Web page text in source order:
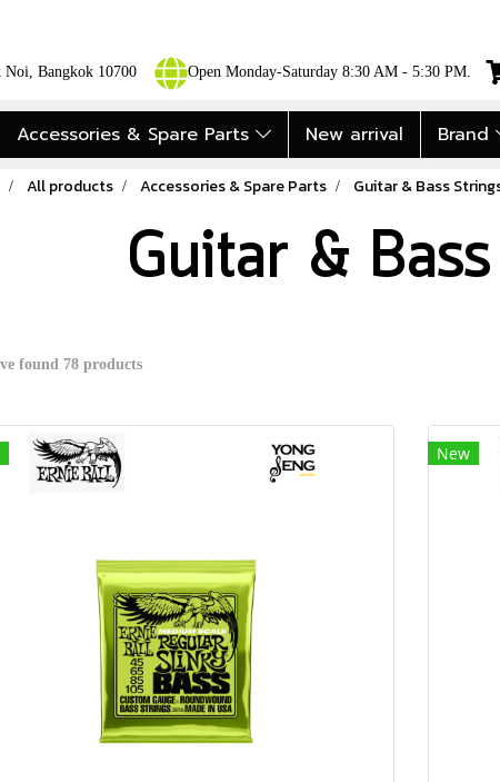
Noi, Bangkok 10700 Open Monday-Saturday 8:30 AM - 5:30 PM.
Accessories & Spare Parts New arrival Brand
All products Accessories & Spare Parts Guitar & Bass
Guitar &
found 78 products
New